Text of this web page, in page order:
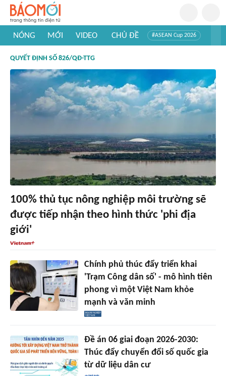
NÓNG MỚI VIDEO CHỦ ĐỀ #ASEAN Cup 2026
#Khám phá thế giới
QUYẾT ĐỊNH SỐ 826/QĐ-TTG
100% thủ tục nông nghiệp môi trường sẽ
được tiếp nhận theo hình thức 'phi địa
giới'
Chính phủ thúc đẩy triển khai
'Trạm Công dân số' - mô hình tiên
phong vì một Việt Nam khỏe
mạnh và văn minh
Đề án 06 giai đoạn 2026-2030:
Thúc đẩy chuyển đổi số quốc gia
từ dữ liệu dân cư